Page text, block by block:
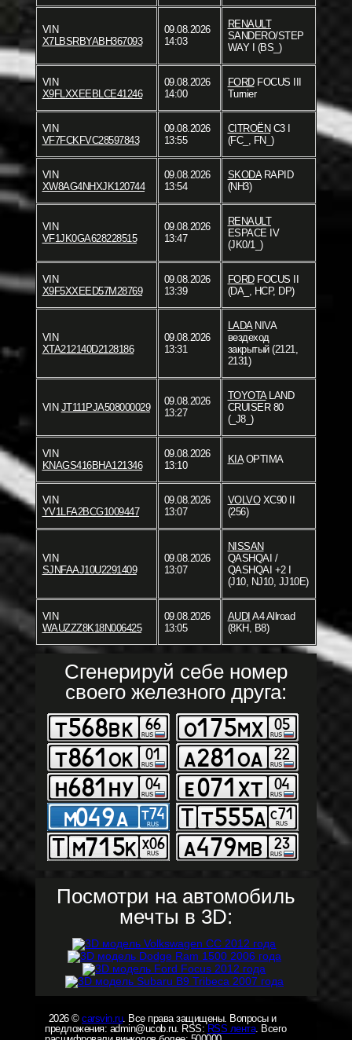
VIN
X7LBSRBYABH367093
09.08.2026
14:03
RENAULT
SANDERO/STEP
WAY I (BS_)
VIN
X9FLXXEEBLCE41246
09.08.2026
14:00
FORDFOCUS III
Turnier
VIN
VF7FCKFVC28597843
09.08.2026
13:55
CITROËN C3 I
(FC_, FN_)
VIN
XW8AG4NHXJK120744
09.08.2026
13:54
SKODARAPID
(NH3)
VIN
VF1JK0GA628228515
09.08.2026
13:47
RENAULT
ESPACE IV
(JK0/1_)
VIN
X9F5XXEED57M28769
09.08.2026
13:39
FORDFOCUS II
(DA_, HCP, DP)
VIN
XTA212140D2128186
09.08.2026
13:31
LADANIVA
вездеход
закрытый (2121,
2131)
VIN JT111PJA508000029
09.08.2026
13:27
TOYOTALAND
CRUISER 80
(_J8_)
VIN
KNAGS416BHA121346
09.08.2026
13:10
KIAOPTIMA
VIN
YV1LFA2BCG1009447
09.08.2026
13:07
VOLVOXC90 II
(256)
VIN
SJNFAAJ10U2291409
09.08.2026
13:07
NISSAN
QASHQAI /
QASHQAI +2 I
(J10, NJ10, JJ10E)
VIN
WAUZZZ8K18N006425
09.08.2026
13:05
AUDI A4 Allroad
(8KH, B8)
Сгенерируй себе номер
своего железного друга:
Посмотри на автомобиль
мечты в 3D:
2026 © carsvin.ru. Все права защищены. Вопросы и
предложения: admin@ucob.ru. RSS: RSS лента. Всего